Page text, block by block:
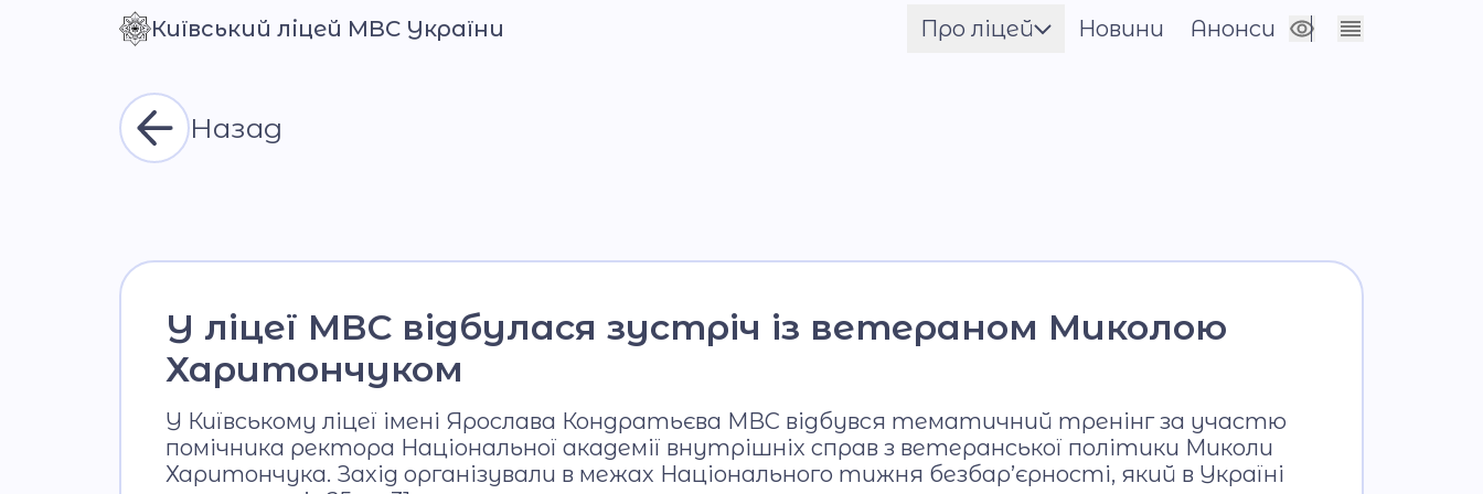
Контраст Сховати налаштування
Київський ліцей МВС України
Про ліцей
Новини Анонси
Назад
У ліцеї МВС відбулася зустріч із ветераном Миколою
Харитончуком
У Київському ліцеї імені Ярослава Кондратьєва МВС відбувся тематичний тренінг за участю
помічника ректора Національної академії внутрішніх справ з ветеранської політики Миколи
Харитончука. Захід організували в межах Національного тижня безбар’єрності, який в Україні